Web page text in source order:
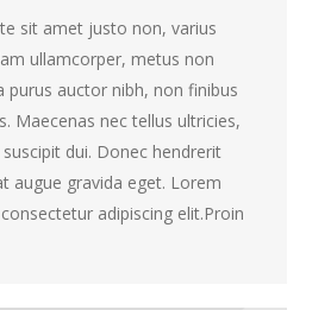
sit amet justo non, varius
ullamcorper, metus non
purus auctor nibh, non finibus
Maecenas nec tellus ultricies,
dui. Donec hendrerit
augue gravida eget. Lorem
adipiscing elit.Proin